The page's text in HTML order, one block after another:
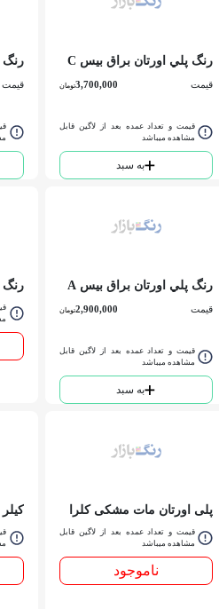
رنگ پلي اورتان براق بيس C
کلرا گالن
قیمت 3,700,000تومان
قیمت و تعداد عمده بعد از لاگین قابل
مشاهده میباشد
به سبد
قیمت
رنگ پلي اورتان براق بيس A
کلرا كوارت
قیمت 2,900,000تومان
قیمت و تعداد عمده بعد از لاگین قابل
مشاهده میباشد
به سبد
پلی اورتان مات مشکی کلرا
گالنقیمت و تعداد عمده بعد از لاگین قابل
مشاهده میباشد
ناموجود